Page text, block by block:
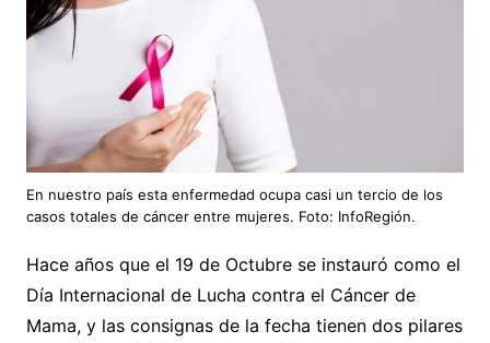
En nuestro país esta enfermedad ocupa casi un tercio de los
casos totales de cáncer entre mujeres. Foto: InfoRegión.
Hace años que el 19 de Octubre se instauró como el
Día Internacional de Lucha contra el Cáncer de
Mama, y las consignas de la fecha tienen dos pilares